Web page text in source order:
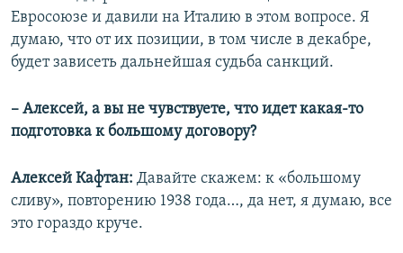
Евросоюзе и давили на Италию в этом вопросе. Я
думаю, что от их позиции, в том числе в декабре,
будет зависеть дальнейшая судьба санкций.
– Алексей, а вы не чувствуете, что идет какая-то
подготовка к большому договору?
Алексей Кафтан: Давайте скажем: к «большому
сливу», повторению 1938 года…, да нет, я думаю, все
это гораздо круче.